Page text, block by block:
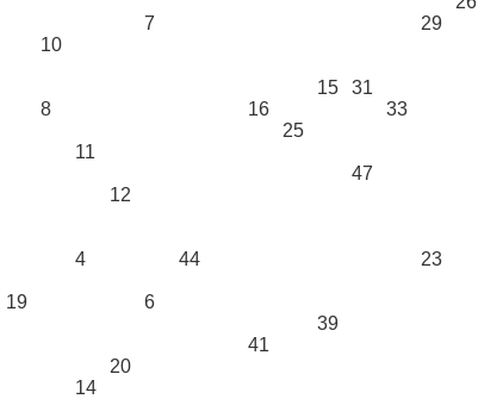
7
29
10
15
31
8
16
33
25
11
47
12
4
44
23
19
6
39
41
20
14